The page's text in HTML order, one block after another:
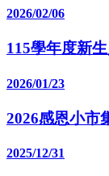
2026/02/06
115學年度新
2026/01/23
2026感恩小市
2025/12/31